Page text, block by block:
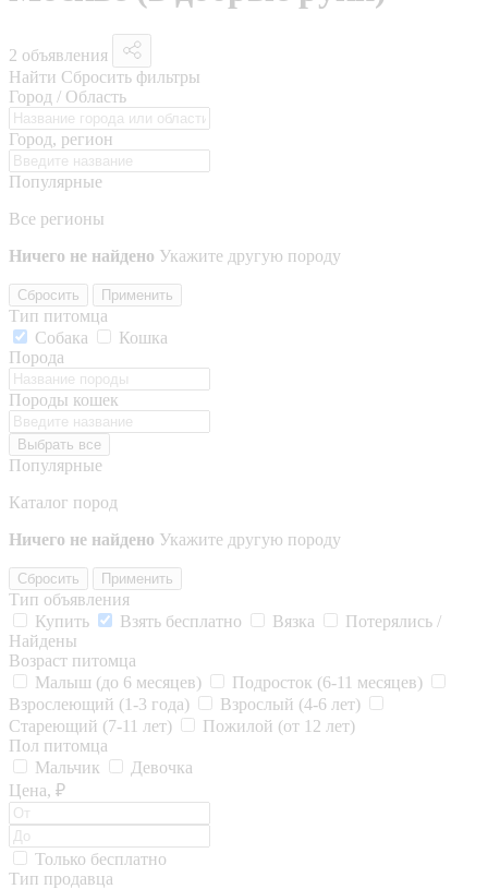
2 объявления
Найти Сбросить фильтры
Город / Область
Город, регион
Популярные
Все регионы
Ничего не найдено Укажите другую породу
Сбросить Применить
Тип питомца
Собака
Кошка
Порода
Породы кошек
Выбрать все
Популярные
Каталог пород
Ничего не найдено Укажите другую породу
Сбросить Применить
Тип объявления
Купить
Взять бесплатно Вязка
Потерялись /
Найдены
Возраст питомца
Малыш (до 6 месяцев)
Подросток (6-11 месяцев)
Взрослеющий (1-3 года)
Взрослый (4-6 лет)
Стареющий (7-11 лет)
Пожилой (от 12 лет)
Пол питомца
Мальчик
Девочка
Цена, ₽
Только бесплатно
Тип продавца